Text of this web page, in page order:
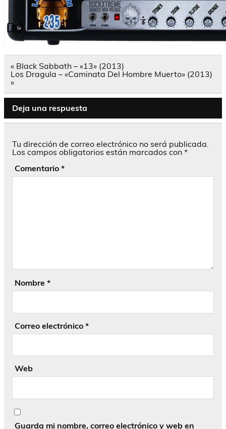
Navegación
de
entradas
« Black Sabbath – «13» (2013)
Los Dragula – «Caminata Del Hombre Muerto» (2013)
»
Deja una respuesta
Tu dirección de correo electrónico no será publicada.
Los campos obligatorios están marcados con *
Comentario *
Nombre *
Correo electrónico *
Web
Guarda mi nombre, correo electrónico y web en